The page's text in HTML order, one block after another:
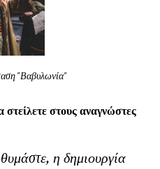
"Βαβυλωνία"
στείλετε στους αναγνώστες
η δημιουργία